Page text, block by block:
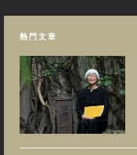
熱門文章